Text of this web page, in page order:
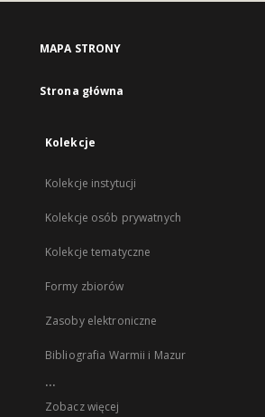
MAPA STRONY
Strona główna
Kolekcje
Kolekcje instytucji
Kolekcje osób prywatnych
Kolekcje tematyczne
Formy zbiorów
Zasoby elektroniczne
Bibliografia Warmii i Mazur
...
Zobacz więcej